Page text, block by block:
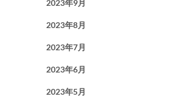
2023年9月
2023年8月
2023年7月
2023年6月
2023年5月